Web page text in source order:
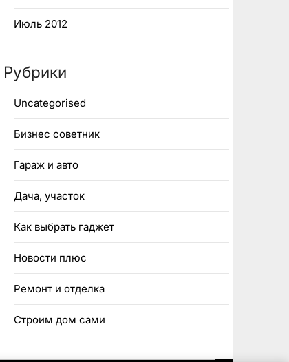
Июль 2012
Рубрики
Uncategorised
Бизнес советник
Гараж и авто
Дача, участок
Как выбрать гаджет
Новости плюс
Ремонт и отделка
Строим дом сами